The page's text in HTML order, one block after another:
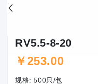
RV5.5-8-20
￥253.00
规格: 500只/包